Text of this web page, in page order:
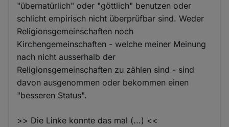
"übernatürlich" oder "göttlich" benutzen oder
schlicht empirisch nicht überprüfbar sind. Weder
Religionsgemeinschaften noch
Kirchengemeinschaften - welche meiner Meinung
nach nicht ausserhalb der
Religionsgemeinschaften zu zählen sind - sind
davon ausgenommen oder bekommen einen
"besseren Status".
>> Die Linke konnte das mal (...) <<